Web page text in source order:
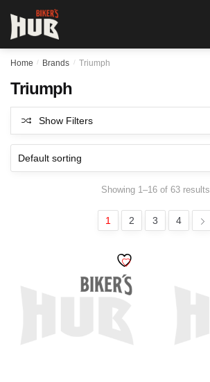
Home / Brands / Triumph
Triumph
Show Filters
Showing 1–16 of 63 results
1 2 3 4